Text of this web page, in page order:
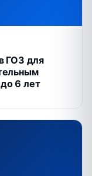
ГОЗ для
6 лет